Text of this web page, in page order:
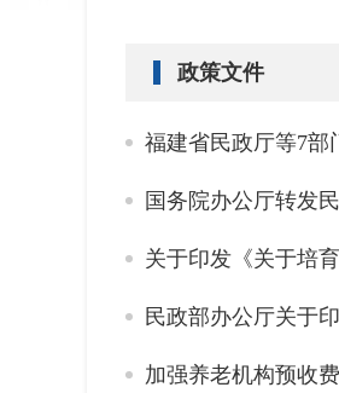
政策文件
福建省民政厅等7部
国务院办公厅转发
关于印发《关于培
民政部办公厅关于
加强养老机构预收